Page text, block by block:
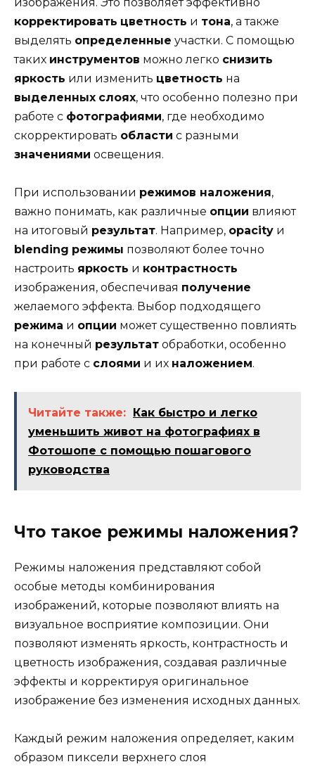
корректировать цветность и тона, а также
выделять определенные участки. С помощью
таких инструментов можно легко снизить
яркость или изменить цветность на
выделенных слоях, что особенно полезно при
работе с фотографиями, где необходимо
скорректировать области с разными
значениями освещения.
При использовании режимов наложения,
важно понимать, как различные опции влияют
на итоговый результат. Например, opacity и
blending режимы позволяют более точно
настроить яркость и контрастность
изображения, обеспечивая получение
желаемого эффекта. Выбор подходящего
режима и опции может существенно повлиять
на конечный результат обработки, особенно
при работе с слоями и их наложением.
Читайте также: Как быстро и легко
уменьшить живот на фотографиях в
Фотошопе с помощью пошагового
руководства
Что такое режимы наложения?
Режимы наложения представляют собой
особые методы комбинирования
изображений, которые позволяют влиять на
визуальное восприятие композиции. Они
позволяют изменять яркость, контрастность и
цветность изображения, создавая различные
эффекты и корректируя оригинальное
изображение без изменения исходных данных.
Каждый режим наложения определяет, каким
образом пиксели верхнего слоя